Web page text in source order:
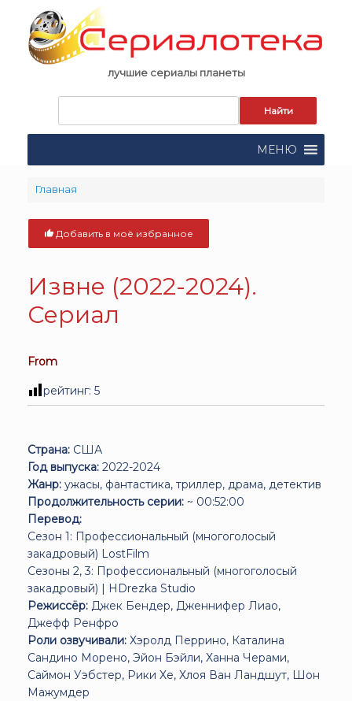
content
лучшие сериалы планеты
поиска:
МЕНЮ
Главная
Добавить в моё избранное
Извне (2022-2024).
Сериал
From
рейтинг: 5
Страна: США
Год выпуска: 2022-2024
Жанр: ужасы, фантастика, триллер, драма, детектив
Продолжительность серии: ~ 00:52:00
Перевод:
Сезон 1: Профессиональный (многоголосый
закадровый) LostFilm
Сезоны 2, 3: Профессиональный (многоголосый
закадровый) | HDrezka Studio
Режиссёр: Джек Бендер, Дженнифер Лиао,
Джефф Ренфро
Роли озвучивали: Хэролд Перрино, Каталина
Сандино Морено, Эйон Бэйли, Ханна Черами,
Саймон Уэбстер, Рики Хе, Хлоя Ван Ландшут, Шон
Мажумдер